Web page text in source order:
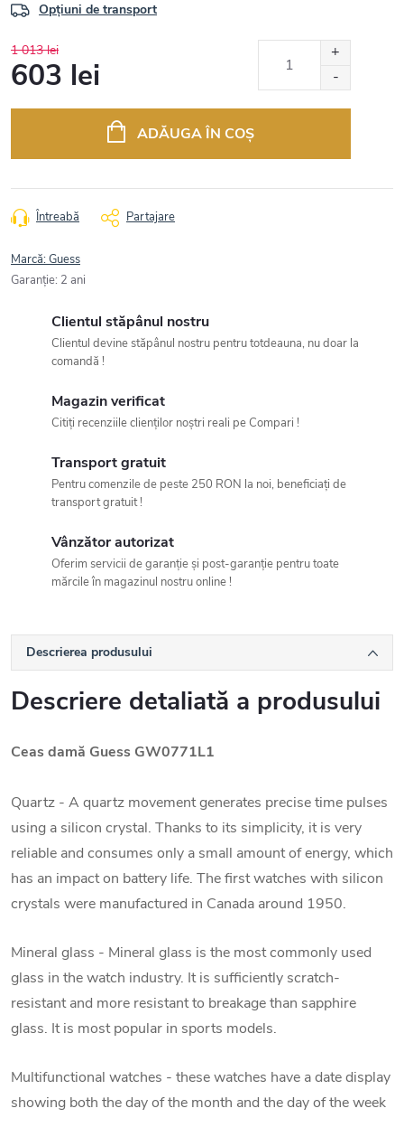
Opțiuni de transport
1 013 lei
603 lei
ADĂUGA ÎN COŞ
Întreabă Partajare
Marcă:Guess
Garanţie: 2 ani
Clientul stăpânul nostru
Clientul devine stăpânul nostru pentru totdeauna, nu doar la
comandă !
Magazin verificat
Citiți recenziile clienților noștri reali pe Compari !
Transport gratuit
Pentru comenzile de peste 250 RON la noi, beneficiați de
transport gratuit !
Vânzător autorizat
Oferim servicii de garanție și post-garanție pentru toate
mărcile în magazinul nostru online !
Descrierea produsului
Descriere detaliată a produsului
Ceas damă Guess GW0771L1
Quartz - A quartz movement generates precise time pulses
using a silicon crystal. Thanks to its simplicity, it is very
reliable and consumes only a small amount of energy, which
has an impact on battery life. The first watches with silicon
crystals were manufactured in Canada around 1950.
Mineral glass - Mineral glass is the most commonly used
glass in the watch industry. It is sufficiently scratch-
resistant and more resistant to breakage than sapphire
glass. It is most popular in sports models.
Multifunctional watches - these watches have a date display
showing both the day of the month and the day of the week